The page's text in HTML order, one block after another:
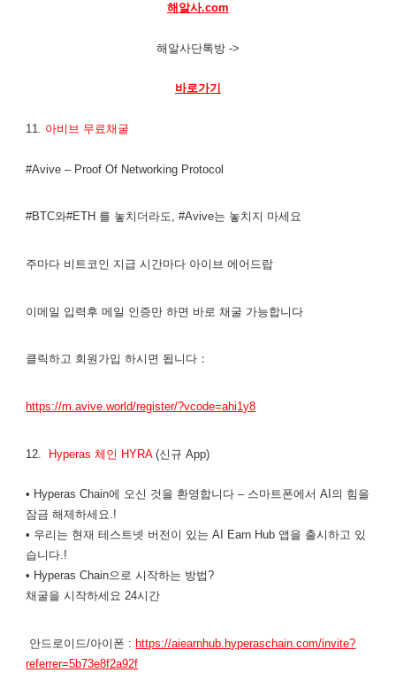
해알사.com
해알사단톡방 ->
바로가기
11. 아비브 무료채굴
#Avive – Proof Of Networking Protocol
#BTC와#ETH 를 놓치더라도, #Avive는 놓치지 마세요
주마다 비트코인 지급 시간마다 아이브 에어드랍
이메일 입력후 메일 인증만 하면 바로 채굴 가능합니다
클릭하고 회원가입 하시면 됩니다：
https://m.avive.world/register/?vcode=ahi1y8
12. Hyperas 체인 HYRA(신규 App)
• Hyperas Chain에 오신 것을 환영합니다 – 스마트폰에서 AI의 힘을
잠금 해제하세요.!
• 우리는 현재 테스트넷 버전이 있는 AI Earn Hub 앱을 출시하고 있
습니다.!
• Hyperas Chain으로 시작하는 방법?
채굴을 시작하세요 24시간
안드로이드/아이폰 : https://aiearnhub.hyperaschain.com/invite?
referrer=5b73e8f2a92f